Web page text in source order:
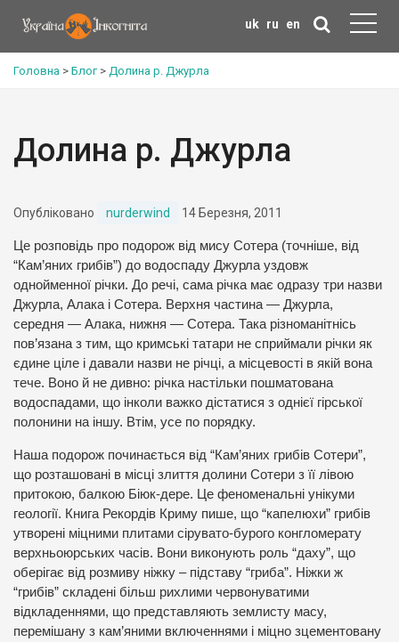
uk ru en
Головна > Блог> Долина р. Джурла
Долина р. Джурла
Опубліковано nurderwind 14 Березня, 2011
Це розповідь про подорож від мису Сотера (точніше, від
“Кам’яних грибів”) до водоспаду Джурла уздовж
однойменної річки. До речі, сама річка має одразу три назви
Джурла, Алака і Сотера. Верхня частина — Джурла,
середня — Алака, нижня — Сотера. Така різноманітнісь
пов’язана з тим, що кримські татари не сприймали річки як
єдине ціле і давали назви не річці, а місцевості в якій вона
тече. Воно й не дивно: річка настільки пошматована
водоспадами, що інколи важко дістатися з однієї гірської
полонини на іншу. Втім, усе по порядку.
Наша подорож починається від “Кам’яних грибів Сотери”,
що розташовані в місці злиття долини Сотери з її лівою
притокою, балкою Біюк-дере. Це феноменальні унікуми
геології. Книга Рекордів Криму пише, що “капелюхи” грибів
утворені міцними плитами сірувато-бурого конгломерату
верхньоюрських часів. Вони виконують роль “даху”, що
оберігає від розмиву ніжку – підставу “гриба”. Ніжки ж
“грибів” складені більш рихлими червонуватими
відкладеннями, що представляють землисту масу,
перемішану з кам’яними включеннями і міцно зцементовану